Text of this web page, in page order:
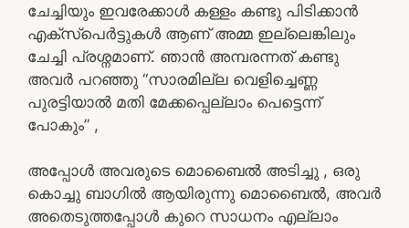
ചേച്ചിയും ഇവരേക്കാൾ കള്ളം കണ്ടു പിടിക്കാൻ
എക്സ്പെർട്ടുകൾ ആണ് അമ്മ ഇല്ലെങ്കിലും
ചേച്ചി പ്രശ്നമാണ്. ഞാൻ അമ്പരന്നത് കണ്ടു
അവർ പറഞ്ഞു “സാരമില്ല വെളിച്ചെണ്ണ
പുരട്ടിയാൽ മതി മേക്കപ്പെല്ലാം പെട്ടെന്ന്
പോകും” ,
അപ്പോൾ അവരുടെ മൊബൈൽ അടിച്ചു , ഒരു
കൊച്ചു ബാഗിൽ ആയിരുന്നു മൊബൈൽ, അവർ
അതെടുത്തപ്പോൾ കുറെ സാധനം എല്ലാം